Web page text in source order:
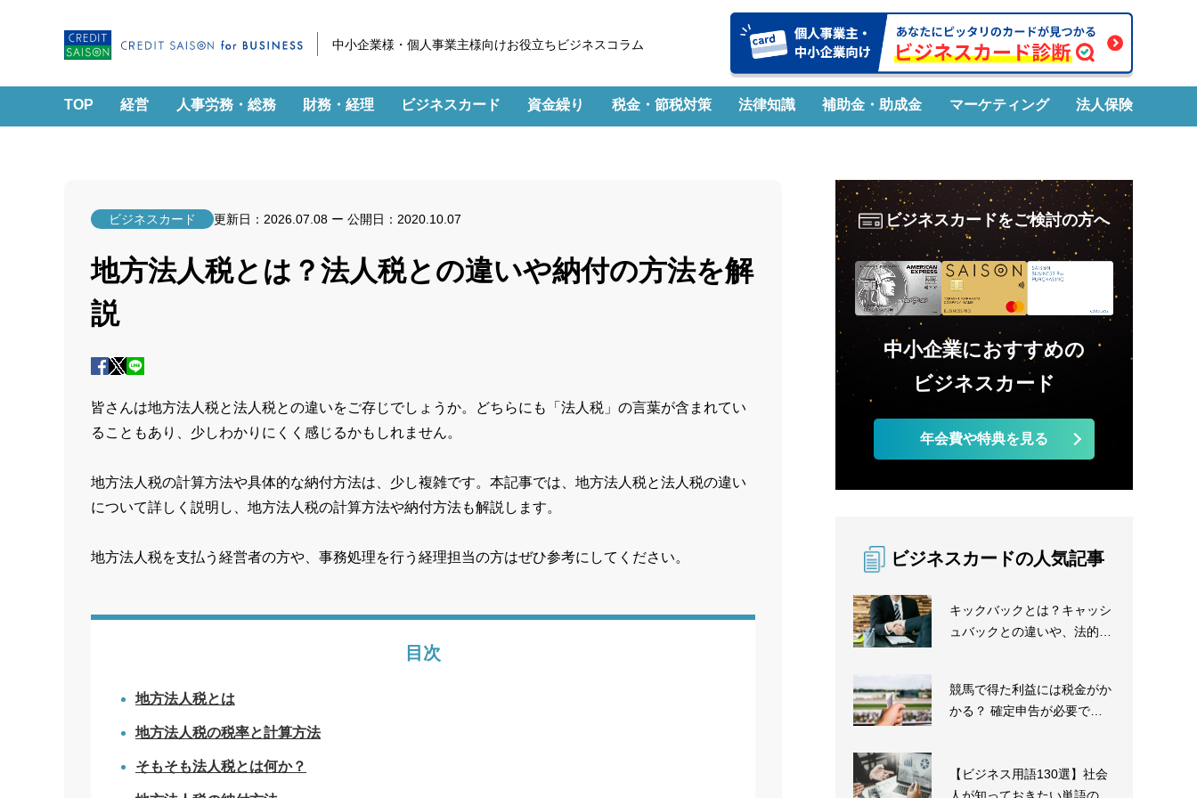
中小企業様・個人事業主様向けお役立ちビジネスコラム
TOP 経営 人事労務・総務 財務・経理 ビジネスカード 資金繰り 税金・節税対策 法律知識 補助金・助成金 マーケティング 法人保険
ビジネスカード 更新日： 2026.07.08 ー 公開日： 2020.10.07
地方法人税とは？法人税との違いや納付の方法を解
説
皆さんは地方法人税と法人税との違いをご存じでしょうか。どちらにも「法人税」の言葉が含まれてい
ることもあり、少しわかりにくく感じるかもしれません。
地方法人税の計算方法や具体的な納付方法は、少し複雑です。本記事では、地方法人税と法人税の違い
について詳しく説明し、地方法人税の計算方法や納付方法も解説します。
地方法人税を支払う経営者の方や、事務処理を行う経理担当の方はぜひ参考にしてください。
目次
地方法人税とは
地方法人税の税率と計算方法
そもそも法人税とは何か？
ビジネスカードをご検討の方へ
中小企業におすすめの
ビジネスカード
年会費や特典を見る
ビジネスカードの人気記事
キックバックとは？キャッシ
ュバックとの違いや、法的な
競馬で得た利益には税金がか
かる？ 確定申告が必要であ
【ビジネス用語130選】社会
人が知っておきたい単語の意